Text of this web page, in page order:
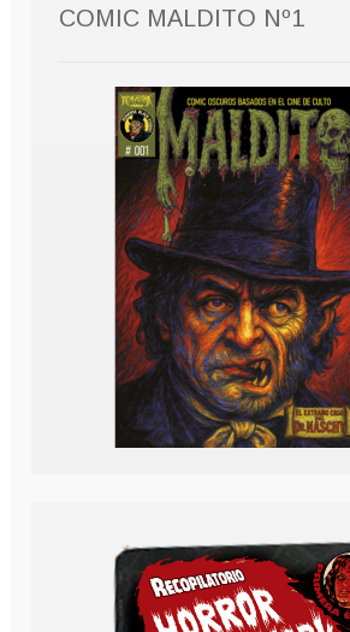
COMIC MALDITO Nº1